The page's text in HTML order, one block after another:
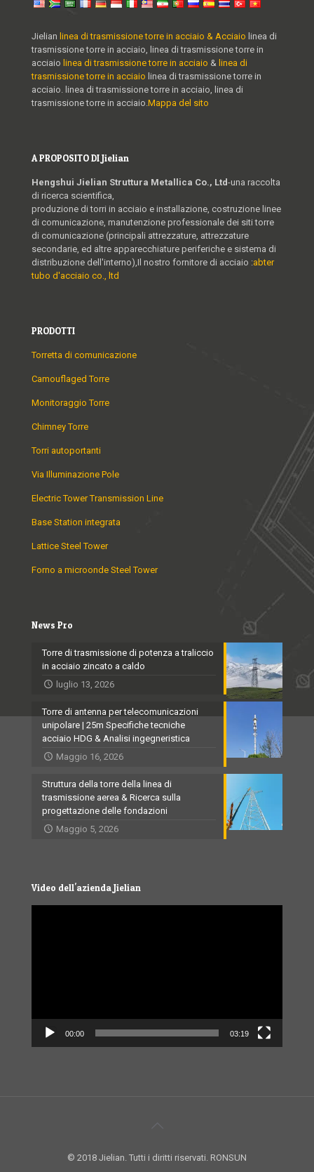
Jielian linea di trasmissione torre in acciaio & Acciaio linea di
trasmissione torre in acciaio, linea di trasmissione torre in
acciaio linea di trasmissione torre in acciaio & linea di
trasmissione torre in acciaio linea di trasmissione torre in
acciaio. linea di trasmissione torre in acciaio, linea di
trasmissione torre in acciaio.Mappa del sito
A PROPOSITO DI Jielian
Hengshui Jielian Struttura Metallica Co., Ltd-una raccolta
di ricerca scientifica,
produzione di torri in acciaio e installazione, costruzione linee
di comunicazione, manutenzione professionale dei siti torre
di comunicazione (principali attrezzature, attrezzature
secondarie, ed altre apparecchiature periferiche e sistema di
distribuzione dell'interno),Il nostro fornitore di acciaio :abter
tubo d'acciaio co., ltd
PRODOTTI
Torretta di comunicazione
Camouflaged Torre
Monitoraggio Torre
Chimney Torre
Torri autoportanti
Via Illuminazione Pole
Electric Tower Transmission Line
Base Station integrata
Lattice Steel Tower
Forno a microonde Steel Tower
News Pro
Torre di trasmissione di potenza a traliccio
in acciaio zincato a caldo
luglio 13, 2026
Torre di antenna per telecomunicazioni
unipolare | 25m Specifiche tecniche
acciaio HDG & Analisi ingegneristica
Maggio 16, 2026
Struttura della torre della linea di
trasmissione aerea & Ricerca sulla
progettazione delle fondazioni
Maggio 5, 2026
Video dell'azienda Jielian
00:00 03:19
© 2018 Jielian. Tutti i diritti riservati. RONSUN